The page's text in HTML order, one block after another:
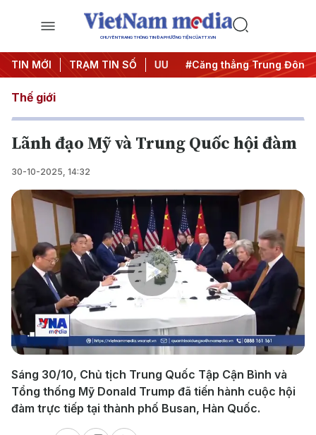
CHUYÊN TRANG THÔNG TIN ĐA PHƯƠNG TIỆN CỦA TTXVN
TIN MỚI TRẠM TIN SỐ
đêm #Chống khai thác IUU #Căng thẳng Trung Đông
Thế giới
Lãnh đạo Mỹ và Trung Quốc hội đàm
30-10-2025, 14:32
Play
Video
Sáng 30/10, Chủ tịch Trung Quốc Tập Cận Bình và
Tổng thống Mỹ Donald Trump đã tiến hành cuộc hội
đàm trực tiếp tại thành phố Busan, Hàn Quốc.